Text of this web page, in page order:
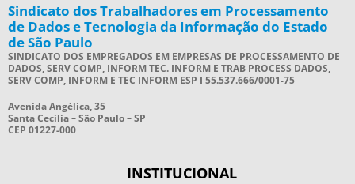
Sindicato dos Trabalhadores em Processamento
de Dados e Tecnologia da Informação do Estado
de São Paulo
SINDICATO DOS EMPREGADOS EM EMPRESAS DE PROCESSAMENTO DE
DADOS, SERV COMP, INFORM TEC. INFORM E TRAB PROCESS DADOS,
SERV COMP, INFORM E TEC INFORM ESP I 55.537.666/0001-75
Avenida Angélica, 35
Santa Cecília – São Paulo – SP
CEP 01227-000
INSTITUCIONAL